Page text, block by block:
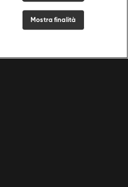
Mostra finalità